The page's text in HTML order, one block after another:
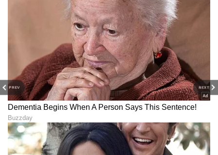
PREV NEXT
ಬಂದಿದ್ದೇವೆ ಎಂಬುದು ಇನ್ನೂ ನಂಬಲು ಸಾಧ್ಯವಾಗುತ್ತಿಲ್ಲ,
ಎಂದು ತಮ್ಮ ಭಾವನೆಗಳನ್ನು ಹಂಚಿಕೊಂಡಿದ್ದಾರೆ. ಅವರು
ತಮ್ಮ ಸಾಧನೆಗೆ ತರಬೇತುದಾರರಾದ ಸತೀಶ್ ಮತ್ತು
ಯಾಕೂಬ್ ಅವರ ಮಾರ್ಗದರ್ಶನ ಹಾಗೂ ಪರಸ್ಪರ
ಬೆಂಬಲವೇ ಪ್ರಮುಖ ಕಾರಣ ಎಂದು ಹೇಳಿದ್ದಾರೆ.